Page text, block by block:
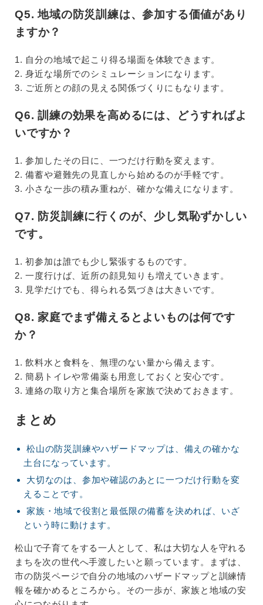
Q5. 地域の防災訓練は、参加する価値があり
ますか？
1. 自分の地域で起こり得る場面を体験できます。
2. 身近な場所でのシミュレーションになります。
3. ご近所との顔の見える関係づくりにもなります。
Q6. 訓練の効果を高めるには、どうすればよ
いですか？
1. 参加したその日に、一つだけ行動を変えます。
2. 備蓄や避難先の見直しから始めるのが手軽です。
3. 小さな一歩の積み重ねが、確かな備えになります。
Q7. 防災訓練に行くのが、少し気恥ずかしい
です。
1. 初参加は誰でも少し緊張するものです。
2. 一度行けば、近所の顔見知りも増えていきます。
3. 見学だけでも、得られる気づきは大きいです。
Q8. 家庭でまず備えるとよいものは何です
か？
1. 飲料水と食料を、無理のない量から備えます。
2. 簡易トイレや常備薬も用意しておくと安心です。
3. 連絡の取り方と集合場所を家族で決めておきます。
まとめ
松山の防災訓練やハザードマップは、備えの確かな
土台になっています。
大切なのは、参加や確認のあとに一つだけ行動を変
えることです。
家族・地域で役割と最低限の備蓄を決めれば、いざ
という時に動けます。
松山で子育てをする一人として、私は大切な人を守れる
まちを次の世代へ手渡したいと願っています。まずは、
市の防災ページで自分の地域のハザードマップと訓練情
報を確かめるところから。その一歩が、家族と地域の安